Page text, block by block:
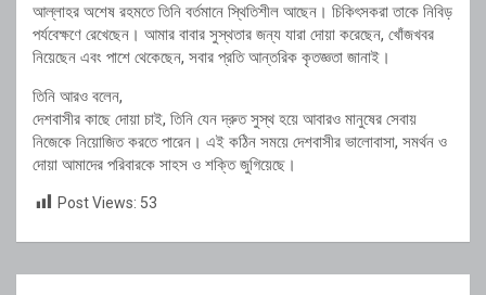
আল্লাহর অশেষ রহমতে তিনি বর্তমানে স্থিতিশীল আছেন। চিকিৎসকরা তাকে নিবিড়
পর্যবেক্ষণে রেখেছেন। আমার বাবার সুস্থতার জন্য যারা দোয়া করেছেন, খোঁজখবর
নিয়েছেন এবং পাশে থেকেছেন, সবার প্রতি আন্তরিক কৃতজ্ঞতা জানাই।
তিনি আরও বলেন,
দেশবাসীর কাছে দোয়া চাই, তিনি যেন দ্রুত সুস্থ হয়ে আবারও মানুষের সেবায়
নিজেকে নিয়োজিত করতে পারেন। এই কঠিন সময়ে দেশবাসীর ভালোবাসা, সমর্থন ও
দোয়া আমাদের পরিবারকে সাহস ও শক্তি জুগিয়েছে।
Post Views: 53